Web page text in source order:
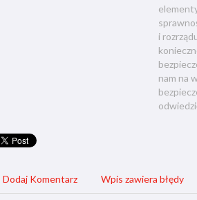
i
nam na
Dodaj Komentarz Wpis zawiera błędy